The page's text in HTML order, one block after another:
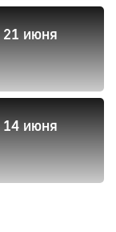
21 июня
14 июня